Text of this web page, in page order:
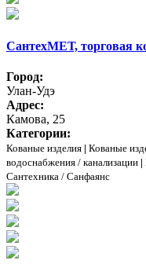
СантехМЕТ, торговая
Город:
Улан-Удэ
Адрес:
Камова, 25
Категории:
Кованые изделия | Кованые
водоснабжения / канализации |
Сантехника / Санфаянс